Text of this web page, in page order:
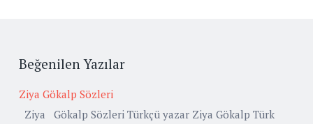
Beğenilen Yazılar
Ziya Gökalp Sözleri
Ziya Gökalp Sözleri Türkçü yazar Ziya Gökalp Türk